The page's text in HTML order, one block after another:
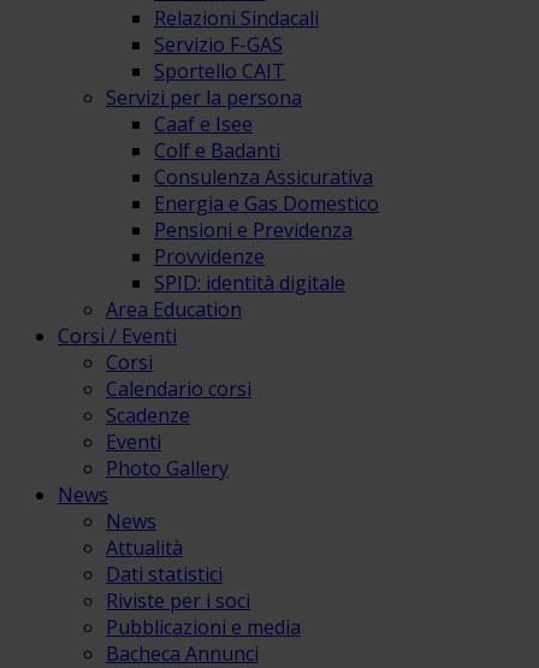
Relazioni Sindacali
Servizio F-GAS
Sportello CAIT
Servizi per la persona
Caaf e Isee
Colf e Badanti
Consulenza Assicurativa
Energia e Gas Domestico
Pensioni e Previdenza
Provvidenze
SPID: identità digitale
Area Education
Corsi / Eventi
Corsi
Calendario corsi
Scadenze
Eventi
Photo Gallery
News
News
Attualità
Dati statistici
Riviste per i soci
Pubblicazioni e media
Bacheca Annunci